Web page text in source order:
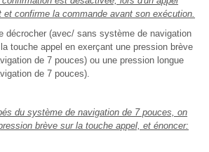
confirme la commande avant son exécution.
décrocher (avec/ sans système de navigation
touche appel en exerçant une pression brève
de 7 pouces) ou une pression longue
de 7 pouces).
du système de navigation de 7 pouces, on
brève sur la touche appel, et énoncer: